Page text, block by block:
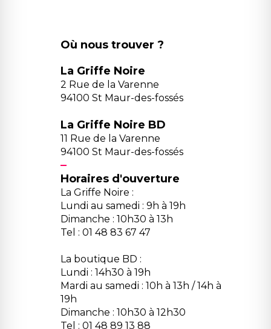
Où nous trouver ?
La Griffe Noire
2 Rue de la Varenne
94100 St Maur-des-fossés
La Griffe Noire BD
11 Rue de la Varenne
94100 St Maur-des-fossés
Horaires d'ouverture
La Griffe Noire :
Lundi au samedi : 9h à 19h
Dimanche : 10h30 à 13h
Tel : 01 48 83 67 47
La boutique BD :
Lundi : 14h30 à 19h
Mardi au samedi : 10h à 13h / 14h à
19h
Dimanche : 10h30 à 12h30
Tel : 01 48 89 13 88